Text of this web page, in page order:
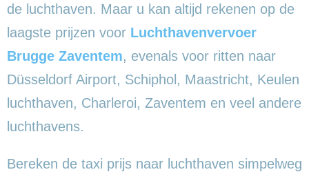
de luchthaven. Maar u kan altijd rekenen op de
laagste prijzen voor Luchthavenvervoer
Brugge Zaventem, evenals voor ritten naar
Düsseldorf Airport, Schiphol, Maastricht, Keulen
luchthaven, Charleroi, Zaventem en veel andere
luchthavens.
Bereken de taxi prijs naar luchthaven simpelweg